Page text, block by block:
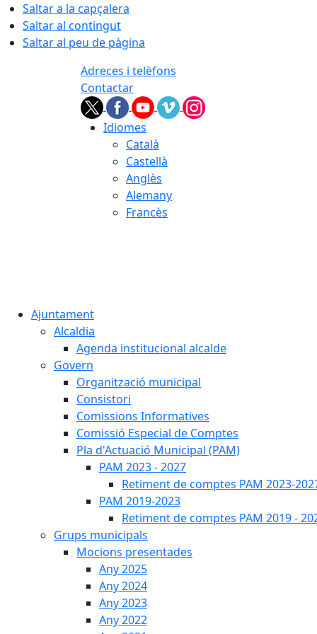
Saltar a la capçalera
Saltar al contingut
Saltar al peu de pàgina
Adreces i telèfons
Contactar
Idiomes
Català
Castellà
Anglès
Alemany
Francès
Ajuntament
Alcaldia
Agenda institucional alcalde
Govern
Organització municipal
Consistori
Comissions Informatives
Comissió Especial de Comptes
Pla d'Actuació Municipal (PAM)
PAM 2023 - 2027
Retiment de comptes PAM 2023-
PAM 2019-2023
Retiment de comptes PAM 2019 -
Grups municipals
Mocions presentades
Any 2025
Any 2024
Any 2023
Any 2022